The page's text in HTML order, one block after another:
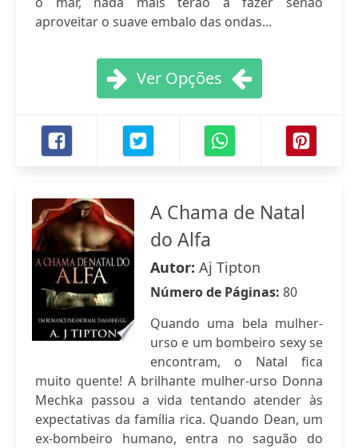
aproveitar o suave embalo das ondas...
Ver Opções
A Chama de Natal
do Alfa
Autor: Aj Tipton
Número de Páginas: 80
Quando uma bela mulher-
urso e um bombeiro sexy se
encontram, o Natal fica
muito quente! A brilhante mulher-urso Donna
Mechka passou a vida tentando atender às
expectativas da família rica. Quando Dean, um
ex-bombeiro humano, entra no saguão do